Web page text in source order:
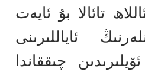
تائالا بۇ ئايەت
ئاياللىرىنى
چىققاندا